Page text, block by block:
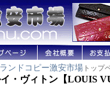
ンドコピー激安市場 トップ
・ヴィトン【LOUIS